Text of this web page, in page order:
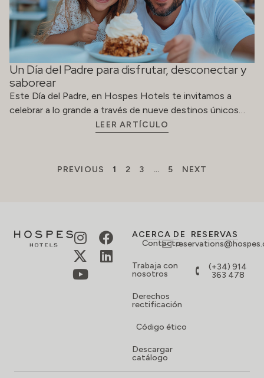
Un Día del Padre para disfrutar, desconectar y
saborear
Este Día del Padre, en Hospes Hotels te invitamos a
celebrar a lo grande a través de nueve destinos únicos…
LEER ARTÍCULO
PREVIOUS 1 2 3 … 5 NEXT
ACERCA DE
Contacto
Trabaja con
nosotros
Derechos
rectificación
Código ético
Descargar
catálogo
RESERVAS
(+34) 914
363 478